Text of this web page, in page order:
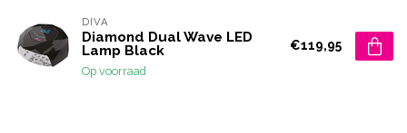
DIVA
Diamond Dual Wave LED
Lamp Black
Op voorraad
€119,95